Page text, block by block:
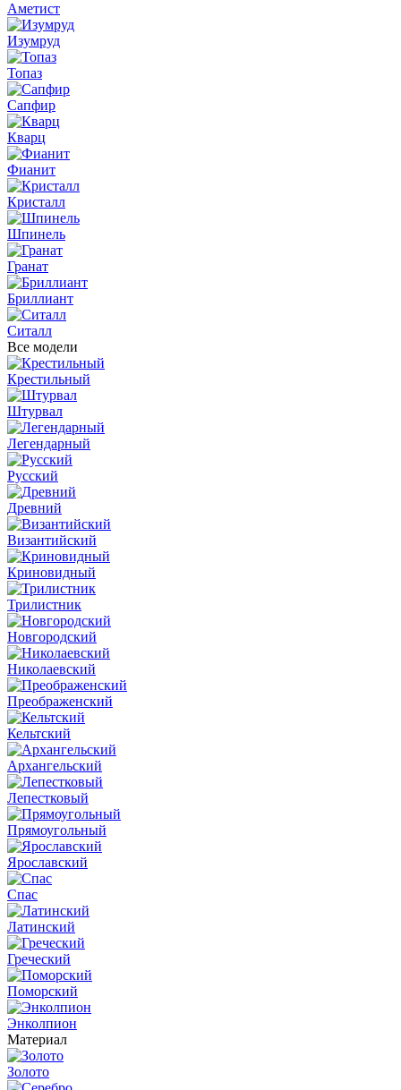
Аметист
Изумруд
Топаз
Сапфир
Кварц
Фианит
Кристалл
Шпинель
Гранат
Бриллиант
Ситалл
Все модели
Крестильный
Штурвал
Легендарный
Русский
Древний
Византийский
Криновидный
Трилистник
Новгородский
Николаевский
Преображенский
Кельтский
Архангельский
Лепестковый
Прямоугольный
Ярославский
Спас
Латинский
Греческий
Поморский
Энколпион
Материал
Золото